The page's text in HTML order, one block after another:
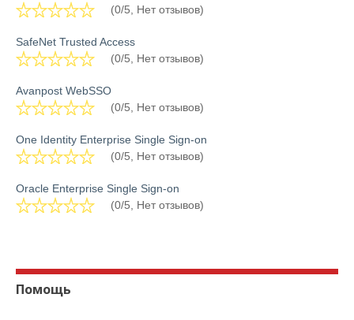
(0/5, Нет отзывов)
SafeNet Trusted Access
(0/5, Нет отзывов)
Avanpost WebSSO
(0/5, Нет отзывов)
One Identity Enterprise Single Sign-on
(0/5, Нет отзывов)
Oracle Enterprise Single Sign-on
(0/5, Нет отзывов)
Помощь